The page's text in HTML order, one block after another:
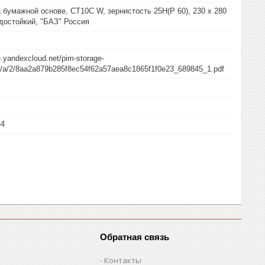
основе, CT10C W, зернистость 25Н(P 60), 230 х 280
"БАЗ" Россия
pim-storage-
2/8aa2a879b285f8ec54f62a57aea8c1865f1f0e23_689845_1.pdf
Обратная связь
Контакты